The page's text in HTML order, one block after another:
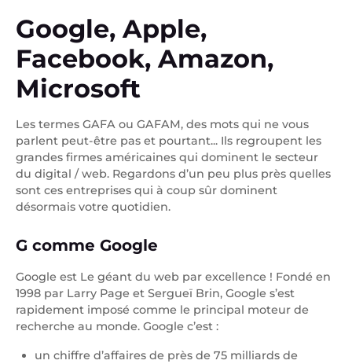
Google, Apple,
Facebook, Amazon,
Microsoft
Les termes GAFA ou GAFAM, des mots qui ne vous
parlent peut-être pas et pourtant... Ils regroupent les
grandes firmes américaines qui dominent le secteur
du digital / web. Regardons d’un peu plus près quelles
sont ces entreprises qui à coup sûr dominent
désormais votre quotidien.
G comme Google
Google est Le géant du web par excellence ! Fondé en
1998 par Larry Page et Sergueï Brin, Google s’est
rapidement imposé comme le principal moteur de
recherche au monde. Google c’est :
un chiffre d’affaires de près de 75 milliards de